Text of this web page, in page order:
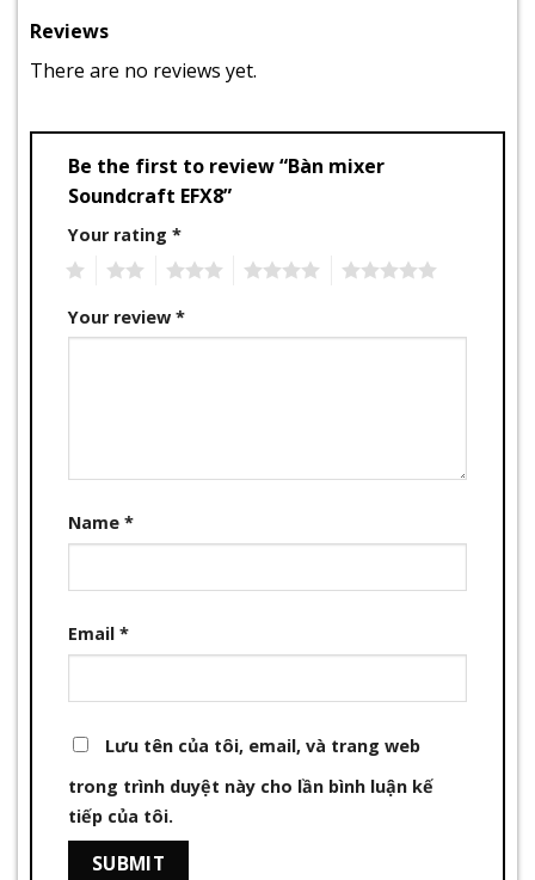
Reviews
There are no reviews yet.
Be the first to review “Bàn mixer
Soundcraft EFX8”
Your rating *
Your review *
Name *
Email *
Lưu tên của tôi, email, và trang web
trong trình duyệt này cho lần bình luận kế
tiếp của tôi.